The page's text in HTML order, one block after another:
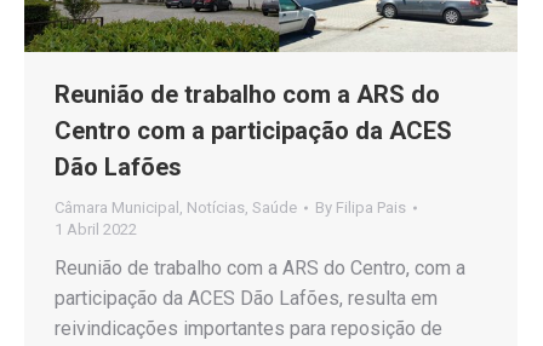
Reunião de trabalho com a ARS do
Centro com a participação da ACES
Dão Lafões
Câmara Municipal , Notícias, Saúde By Filipa Pais
1 Abril 2022
Reunião de trabalho com a ARS do Centro, com a
participação da ACES Dão Lafões, resulta em
reivindicações importantes para reposição de